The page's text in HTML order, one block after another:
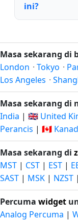
ini?
Masa sekarang di
London · Tokyo ·
Los Angeles ·
Masa sekarang di
India | 🇬🇧 United
Perancis | 🇨🇦
Masa sekarang di
MST | CST | EST |
SAST | MSK | NZST |
Percuma widget
Analog Percuma |